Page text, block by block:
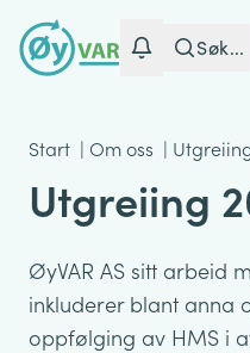
Søk...
Start | Om oss |
Utgreiing
ØyVAR AS sitt arbeid
inkluderer blant anna
oppfølging av HMS i